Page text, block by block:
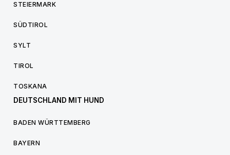
STEIERMARK
SÜDTIROL
SYLT
TIROL
TOSKANA
DEUTSCHLAND MIT HUND
BADEN WÜRTTEMBERG
BAYERN